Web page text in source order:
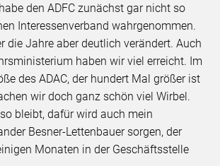
den ADFC zunächst gar nicht so
Interessenverband wahrgenommen.
die Jahre aber deutlich verändert. Auch
haben wir viel erreicht. Im
des ADAC, der hundert Mal größer ist
wir doch ganz schön viel Wirbel.
bleibt, dafür wird auch mein
Besner-Lettenbauer sorgen, der
Monaten in der Geschäftsstelle